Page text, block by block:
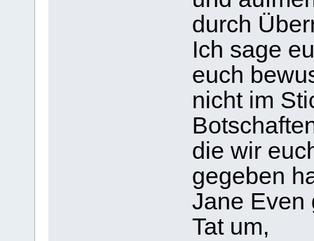
durch
Ich sage
euch
nicht im
die wir
gegeben
Jane Even
Tat um,